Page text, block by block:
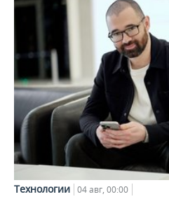
Технологии 04 авг, 00:00